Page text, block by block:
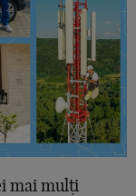
mai mulți